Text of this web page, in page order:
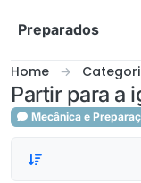
Preparados
Home
Partir para a
Mecânica e